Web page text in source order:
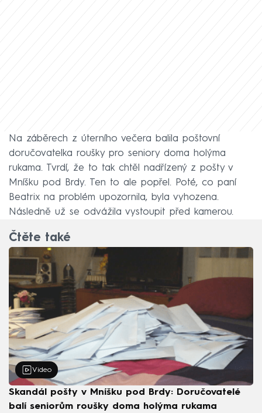
Na záběrech z úterního večera balila poštovní
doručovatelka roušky pro seniory doma holýma
rukama. Tvrdí, že to tak chtěl nadřízený z pošty v
Mníšku pod Brdy. Ten to ale popřel. Poté, co paní
Beatrix na problém upozornila, byla vyhozena.
Následně už se odvážila vystoupit před kamerou.
Čtěte také
Video
Skandál pošty v Mníšku pod Brdy: Doručovatelé
balí seniorům roušky doma holýma rukama